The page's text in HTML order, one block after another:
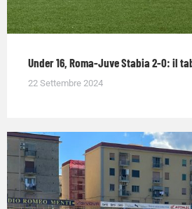
Under 16, Roma-Juve Stabia 2-0: il
22 Settembre 2024